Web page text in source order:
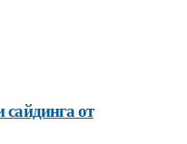
сайдинга от